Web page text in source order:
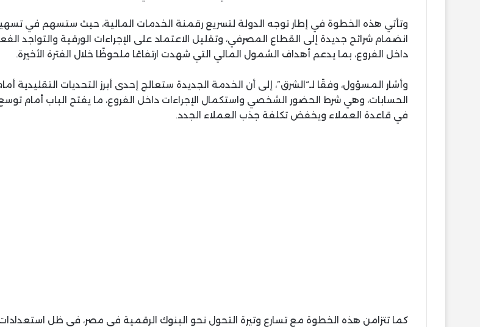
وتأتي هذه الخطوة في إطار توجه الدولة لتسريع رقمنة الخدمات المالية، حيث ستسهم في
انضمام شرائح جديدة إلى القطاع المصرفي، وتقليل الاعتماد على الإجراءات الورقية والتواجد
داخل الفروع، بما يدعم أهداف الشمول المالي التي شهدت ارتفاعًا ملحوظًا خلال الفترة الأخيرة.
وأشار المسؤول، وفقًا لـ“الشرق”، إلى أن الخدمة الجديدة ستعالج إحدى أبرز التحديات التقليدية
الحسابات، وهي شرط الحضور الشخصي واستكمال الإجراءات داخل الفروع، ما يفتح الباب أمام توسع
في قاعدة العملاء ويخفض تكلفة جذب العملاء الجدد.
كما تتزامن هذه الخطوة مع تسارع وتيرة التحول نحو البنوك الرقمية في مصر، في ظل